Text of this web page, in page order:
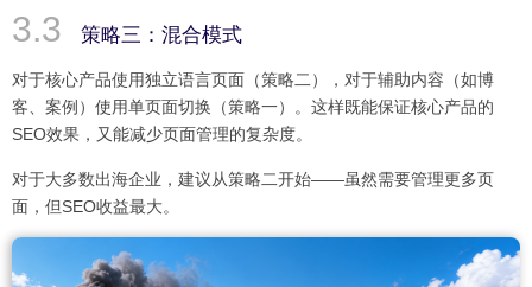
策略三：混合模式
对于核心产品使用独立语言页面（策略二），对于辅助内容（如博
客、案例）使用单页面切换（策略一）。这样既能保证核心产品的
SEO效果，又能减少页面管理的复杂度。
对于大多数出海企业，建议从策略二开始——虽然需要管理更多页
面，但SEO收益最大。